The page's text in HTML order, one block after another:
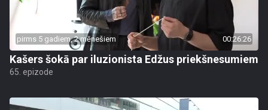
pirms 5 gadiem, 2 mēnešiem 00:26:26
Kašers šokā par iluzionista Edžus priekšnesumiem
65. epizode